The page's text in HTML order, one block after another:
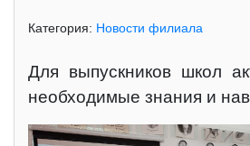
Категория: Новости филиала
Для выпускников школ
необходимые знания и